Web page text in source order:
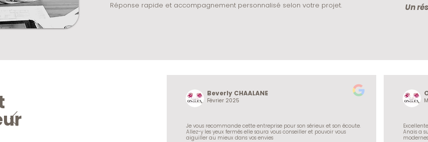
Réponse rapide et accompagnement personnalisé selon votre projet. Un
B Beverly CHAALANE
Février 2025
Je vous recommande cette entreprise pour son sérieux et son écoute.
Allez-y les yeux fermés elle saura vous conseiller et pouvoir vous
aiguiller au mieux dans vos envies
O
Anais a